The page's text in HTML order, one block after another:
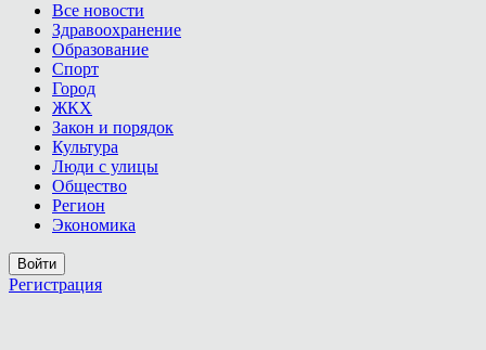
Все новости
Здравоохранение
Образование
Спорт
Город
ЖКХ
Закон и порядок
Культура
Люди с улицы
Общество
Регион
Экономика
Войти
Регистрация